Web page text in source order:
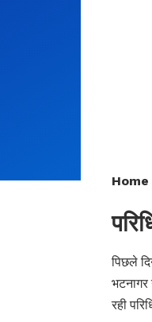
Home
पिछले
भटनागर
रही